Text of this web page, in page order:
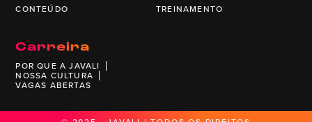
CONTEÚDO
TREINAMENTO
Carreira
POR QUE A JAVALI
NOSSA CULTURA
VAGAS ABERTAS